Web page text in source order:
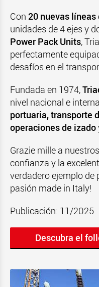
Con 20 nuevas líneas
unidades de 4 ejes y
Power Pack Units,
perfectamente
desafíos en el
Fundada en 1974,
nivel nacional e
portuaria, transporte
operaciones de izado
Grazie mille a
confianza y la
verdadero ejemplo de
pasión made in Italy!
Publicación: 11/2025
Descubra el